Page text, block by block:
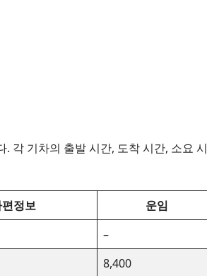
각 기차의 출발 시간, 도착 시간, 소요 시
정보
운임
–
8,400